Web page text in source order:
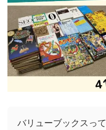
バリューブックスっ